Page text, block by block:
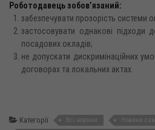
Роботодавець зобов’язаний:
забезпечувати прозорість системи
застосовувати однакові підходи
посадових окладів;
не допускати дискримінаційних
договорах та локальних актах.
Категорії Всі новини
Новини